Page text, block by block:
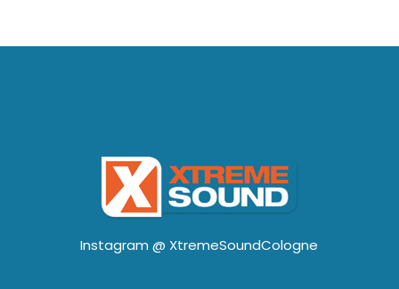
Instagram @ XtremeSoundCologne